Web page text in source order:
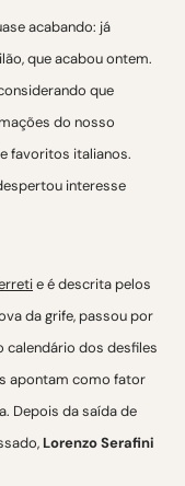
acabando: já
que acabou ontem.
que
do nosso
favoritos italianos.
interesse
e é descrita pelos
da grife, passou por
calendário dos desfiles
apontam como fator
Depois da saída de
Lorenzo Serafini